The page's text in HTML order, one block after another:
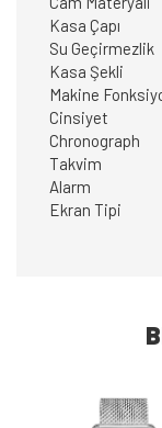
Kasa Çapı
Su Geçirmezlik
Kasa Şekli
Makine
Cinsiyet
Chronograph
Takvim
Alarm
Ekran Tipi